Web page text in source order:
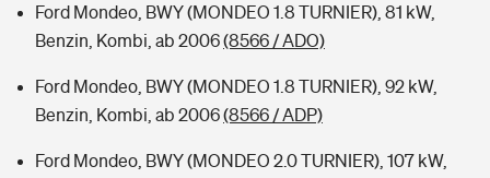
Ford Mondeo, BWY (MONDEO 1.8 TURNIER), 81 kW,
Benzin, Kombi, ab 2006(8566 / ADO)
Ford Mondeo, BWY (MONDEO 1.8 TURNIER), 92 kW,
Benzin, Kombi, ab 2006(8566 / ADP)
Ford Mondeo, BWY (MONDEO 2.0 TURNIER), 107 kW,